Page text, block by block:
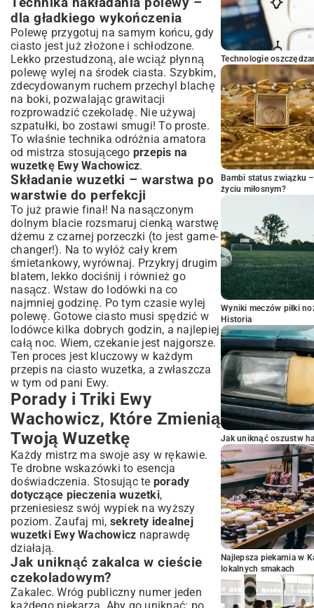
dla gładkiego wykończenia
Polewę przygotuj na samym końcu, gdy
ciasto jest już złożone i schłodzone.
Lekko przestudzoną, ale wciąż płynną
polewę wylej na środek ciasta. Szybkim,
zdecydowanym ruchem przechyl blachę
na boki, pozwalając grawitacji
rozprowadzić czekoladę. Nie używaj
szpatułki, bo zostawi smugi! To proste.
To właśnie technika odróżnia amatora
od mistrza stosującego przepis na
wuzetkę Ewy Wachowicz.
Składanie wuzetki – warstwa po
warstwie do perfekcji
To już prawie finał! Na nasączonym
dolnym blacie rozsmaruj cienką warstwę
dżemu z czarnej porzeczki (to jest game-
changer!). Na to wyłóż cały krem
śmietankowy, wyrównaj. Przykryj drugim
blatem, lekko dociśnij i również go
nasącz. Wstaw do lodówki na co
najmniej godzinę. Po tym czasie wylej
polewę. Gotowe ciasto musi spędzić w
lodówce kilka dobrych godzin, a najlepiej
całą noc. Wiem, czekanie jest najgorsze.
Ten proces jest kluczowy w każdym
przepis na ciasto wuzetka, a zwłaszcza
w tym od pani Ewy.
Porady i Triki Ewy
Wachowicz, Które Zmienią
Twoją Wuzetkę
Każdy mistrz ma swoje asy w rękawie.
Te drobne wskazówki to esencja
doświadczenia. Stosując te porady
dotyczące pieczenia wuzetki,
przeniesiesz swój wypiek na wyższy
poziom. Zaufaj mi, sekrety idealnej
wuzetki Ewy Wachowicz naprawdę
działają.
Jak uniknąć zakalca w cieście
czekoladowym?
Zakalec. Wróg publiczny numer jeden
Technologie
Bambi status związku
życiu miłosnym?
Wyniki meczów piłki
Historia
Jak uniknąć oszustw
Najlepsza piekarnia w
lokalnych smakach